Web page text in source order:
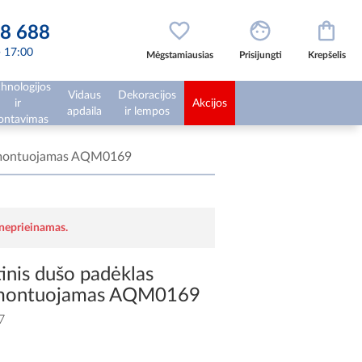
688
17:00 Mėgstamiausias Prisijungti Krepšelis
ir
Vidaus
apdaila
Dekoracijos
ir lempos
Akcijos
AQM0169
dušo padėklas
AQM0169